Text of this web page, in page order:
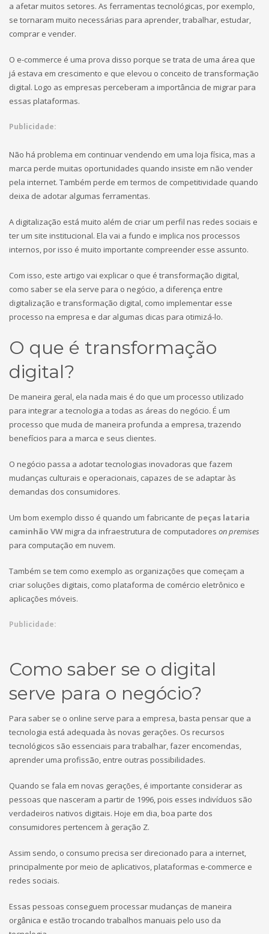
a afetar muitos setores. As ferramentas tecnológicas, por exemplo,
se tornaram muito necessárias para aprender, trabalhar, estudar,
comprar e vender.
O e-commerce é uma prova disso porque se trata de uma área que
já estava em crescimento e que elevou o conceito de transformação
digital. Logo as empresas perceberam a importância de migrar para
essas plataformas.
Publicidade:
Não há problema em continuar vendendo em uma loja física, mas a
marca perde muitas oportunidades quando insiste em não vender
pela internet. Também perde em termos de competitividade quando
deixa de adotar algumas ferramentas.
A digitalização está muito além de criar um perfil nas redes sociais e
ter um site institucional. Ela vai a fundo e implica nos processos
internos, por isso é muito importante compreender esse assunto.
Com isso, este artigo vai explicar o que é transformação digital,
como saber se ela serve para o negócio, a diferença entre
digitalização e transformação digital, como implementar esse
processo na empresa e dar algumas dicas para otimizá-lo.
O que é transformação
digital?
De maneira geral, ela nada mais é do que um processo utilizado
para integrar a tecnologia a todas as áreas do negócio. É um
processo que muda de maneira profunda a empresa, trazendo
benefícios para a marca e seus clientes.
O negócio passa a adotar tecnologias inovadoras que fazem
mudanças culturais e operacionais, capazes de se adaptar às
demandas dos consumidores.
Um bom exemplo disso é quando um fabricante de peças lataria
caminhão VWmigra da infraestrutura de computadores on premises
para computação em nuvem.
Também se tem como exemplo as organizações que começam a
criar soluções digitais, como plataforma de comércio eletrônico e
aplicações móveis.
Publicidade:
Como saber se o digital
serve para o negócio?
Para saber se o online serve para a empresa, basta pensar que a
tecnologia está adequada às novas gerações. Os recursos
tecnológicos são essenciais para trabalhar, fazer encomendas,
aprender uma profissão, entre outras possibilidades.
Quando se fala em novas gerações, é importante considerar as
pessoas que nasceram a partir de 1996, pois esses indivíduos são
verdadeiros nativos digitais. Hoje em dia, boa parte dos
consumidores pertencem à geração Z.
Assim sendo, o consumo precisa ser direcionado para a internet,
principalmente por meio de aplicativos, plataformas e-commerce e
redes sociais.
Essas pessoas conseguem processar mudanças de maneira
orgânica e estão trocando trabalhos manuais pelo uso da